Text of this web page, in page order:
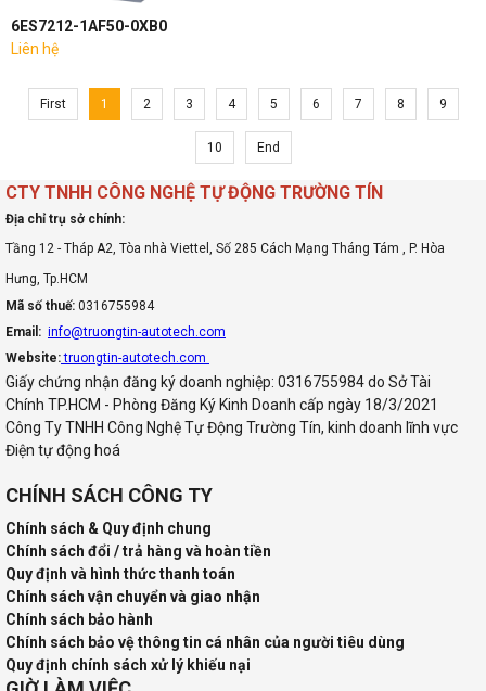
6ES7212-1AF50-0XB0
Liên hệ
First 1 2 3 4 5 6 7 8 9
10 End
CTY TNHH CÔNG NGHỆ TỰ ĐỘNG TRƯỜNG TÍN
Địa chỉ trụ sở chính:
Tầng 12 - Tháp A2, Tòa nhà Viettel, Số 285 Cách Mạng Tháng Tám , P. Hòa
Hưng, Tp.HCM
Mã số thuế: 0316755984
Email: info@truongtin-autotech.com
Website:truongtin-autotech.com
Giấy chứng nhận đăng ký doanh nghiệp: 0316755984 do Sở Tài
Chính TP.HCM - Phòng Đăng Ký Kinh Doanh cấp ngày 18/3/2021
Công Ty TNHH Công Nghệ Tự Động Trường Tín, kinh doanh lĩnh vực
Điện tự động hoá
CHÍNH SÁCH CÔNG TY
Chính sách & Quy định chung
Chính sách đổi / trả hàng và hoàn tiền
Quy định và hình thức thanh toán
Chính sách vận chuyển và giao nhận
Chính sách bảo hành
Chính sách bảo vệ thông tin cá nhân của người tiêu dùng
Quy định chính sách xử lý khiếu nại